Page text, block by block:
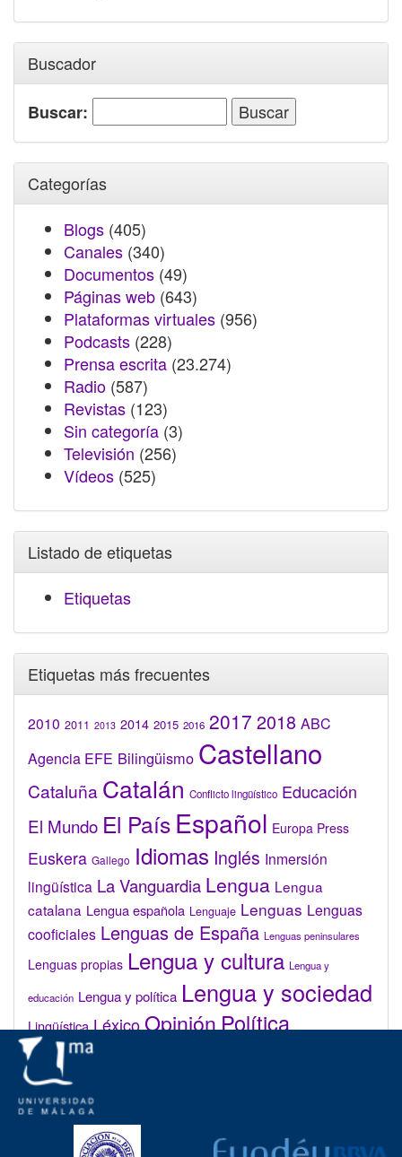
Buscador
Buscar:
Categorías
Blogs (405)
Canales (340)
Documentos (49)
Páginas web (643)
Plataformas virtuales (956)
Podcasts (228)
Prensa escrita (23.274)
Radio (587)
Revistas (123)
Sin categoría (3)
Televisión (256)
Vídeos (525)
Listado de etiquetas
Etiquetas
Etiquetas más frecuentes
2010 2011 2013 2014 2015 2016 2017 2018 ABC
Agencia EFE Bilingüismo Castellano
Cataluña Catalán Conflicto lingüístico Educación
El Mundo El País Español Europa Press
Euskera Gallego Idiomas Inglés Inmersión
lingüística La Vanguardia Lengua Lengua
catalana Lengua española Lenguaje Lenguas Lenguas
cooficiales Lenguas de España Lenguas peninsulares
Lenguas propias Lengua y cultura Lengua y
educación Lengua y política Lengua y sociedad
Lingüística LéxicoOpiniónPolítica
lingüística
Valenciano
Administrar